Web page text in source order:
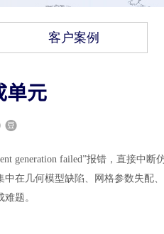
客户案例
单元
generation failed”报错，直接中断
在几何模型缺陷、网格参数失配、
题。